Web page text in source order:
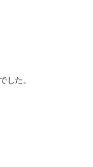
した。